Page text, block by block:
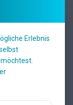
Erlebnis
Er
40 Min.